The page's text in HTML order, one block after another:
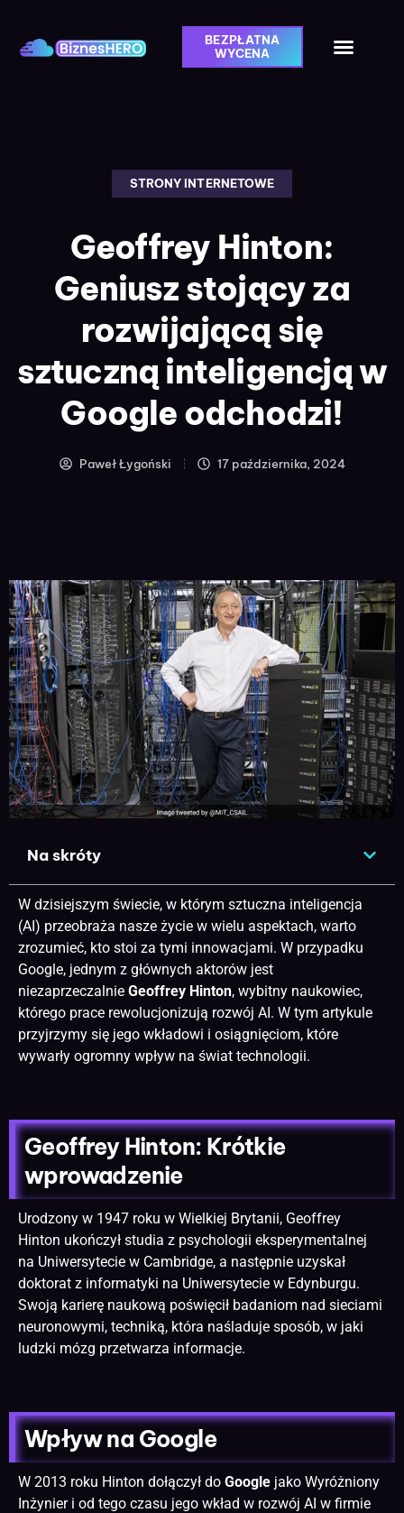
BEZPŁATNA
WYCENA
STRONY INTERNETOWE
Geoffrey Hinton:
Geniusz stojący za
rozwijającą się
sztuczną inteligencją w
Google odchodzi!
Paweł Łygoński 17 października, 2024
Na skróty
W dzisiejszym świecie, w którym sztuczna inteligencja
(AI) przeobraża nasze życie w wielu aspektach, warto
zrozumieć, kto stoi za tymi innowacjami. W przypadku
Google, jednym z głównych aktorów jest
niezaprzeczalnie Geoffrey Hinton, wybitny naukowiec,
którego prace rewolucjonizują rozwój AI. W tym artykule
przyjrzymy się jego wkładowi i osiągnięciom, które
wywarły ogromny wpływ na świat technologii.
Geoffrey Hinton: Krótkie
wprowadzenie
Urodzony w 1947 roku w Wielkiej Brytanii, Geoffrey
Hinton ukończył studia z psychologii eksperymentalnej
na Uniwersytecie w Cambridge, a następnie uzyskał
doktorat z informatyki na Uniwersytecie w Edynburgu.
Swoją karierę naukową poświęcił badaniom nad sieciami
neuronowymi, techniką, która naśladuje sposób, w jaki
ludzki mózg przetwarza informacje.
Wpływ na Google
W 2013 roku Hinton dołączył do Google jako Wyróżniony
Inżynier i od tego czasu jego wkład w rozwój AI w firmie